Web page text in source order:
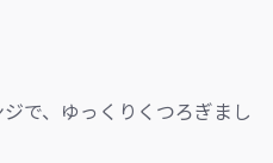
で、ゆっくりくつろぎまし